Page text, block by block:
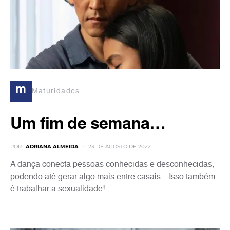
m Maturidades
Um fim de semana…
POR ADRIANA ALMEIDA 23 DE AGOSTO DE 2022
A dança conecta pessoas conhecidas e desconhecidas,
podendo até gerar algo mais entre casais... Isso também
é trabalhar a sexualidade!